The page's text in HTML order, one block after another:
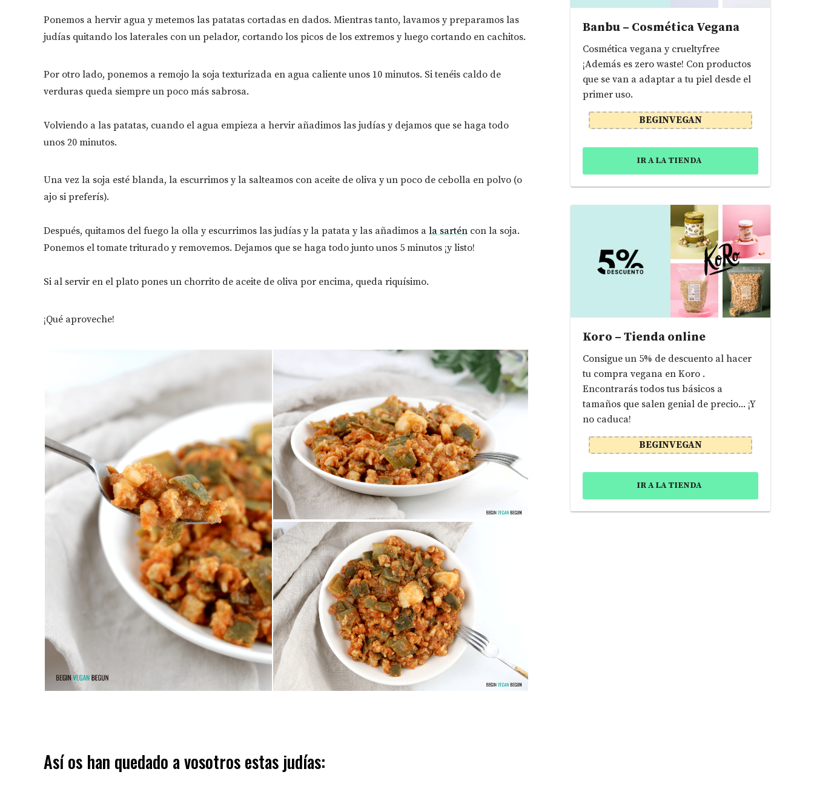
Ponemos a hervir agua y metemos las patatas cortadas en dados. Mientras tanto, lavamos y preparamos las
judías quitando los laterales con un pelador, cortando los picos de los extremos y luego cortando en cachitos.
Por otro lado, ponemos a remojo la soja texturizada en agua caliente unos 10 minutos.⁣ Si tenéis caldo de
verduras queda siempre un poco más sabrosa.
Volviendo a las patatas, cuando el agua empieza a hervir añadimos las judías y dejamos que se haga todo
unos 20 minutos.⁣
Una vez la soja esté blanda, la escurrimos y la salteamos con aceite de oliva y un poco de cebolla en polvo (o
ajo si preferís).⁣
Después, quitamos del fuego la olla y escurrimos las judías y la patata y las añadimos a la sartén con la soja.
Ponemos el tomate triturado y removemos. Dejamos que se haga todo junto unos 5 minutos ¡y listo!⁣
Si al servir en el plato pones un chorrito de aceite de oliva por encima, queda riquísimo.⁣
¡Qué aproveche!
Así os han quedado a vosotros estas judías:
Banbu – Cosmética Vegana
Cosmética vegana y crueltyfree
¡Además es zero waste! Con productos
que se van a adaptar a tu piel desde el
primer uso.
BEGINVEGAN
IR A LA TIENDA
Koro – Tienda online
Consigue un 5% de descuento al hacer
tu compra vegana en Koro .
Encontrarás todos tus básicos a
tamaños que salen genial de precio... ¡Y
no caduca!
BEGINVEGAN
IR A LA TIENDA